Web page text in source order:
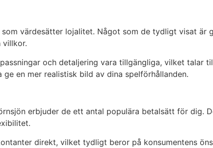
värdesätter lojalitet. Något som de tydligt visat är
villkor.
och detaljering vara tillgängliga, vilket
en mer realistisk bild av dina spelförhållanden.
erbjuder de ett antal populära betalsätt för dig.
direkt, vilket tydligt beror på konsumentens